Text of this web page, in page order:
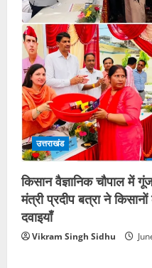
उत्तराखंड
किसान वैज्ञानिक चौपाल में
मंत्री प्रदीप बत्रा ने
दवाइयाँ
Vikram Singh Sidhu